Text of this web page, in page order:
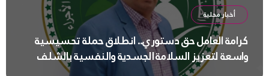
أخبار محلية
كرامة العامل حق دستوري.. انطلاق حملة تحسيسية
واسعة لتعزيز السلامة الجسدية والنفسية بالشلف